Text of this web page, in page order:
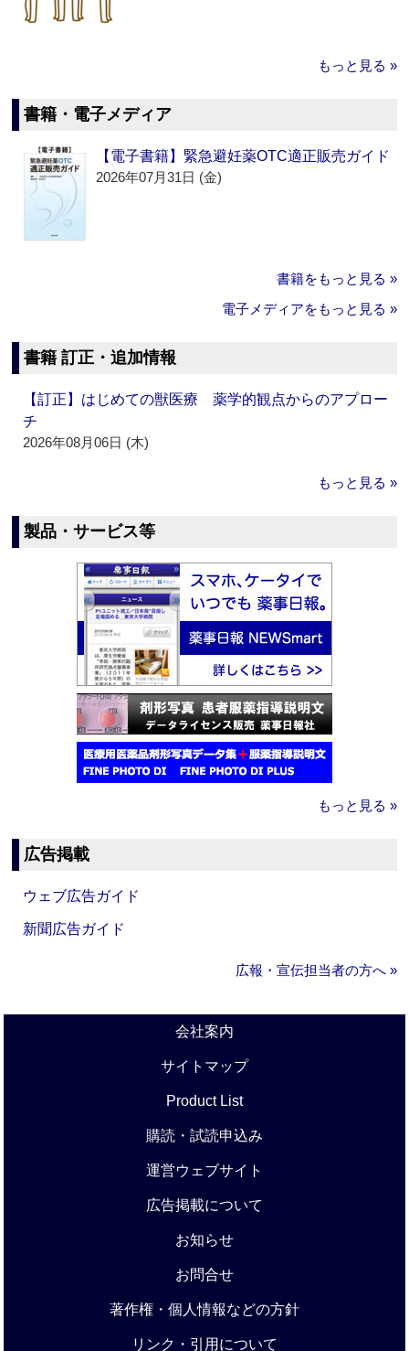
もっと見る »
書籍・電子メディア
【電子書籍】緊急避妊薬OTC適正販売ガイド
2026年07月31日 (金)
書籍をもっと見る »
電子メディアをもっと見る »
書籍 訂正・追加情報
【訂正】はじめての獣医療 薬学的観点からのアプロー
チ
2026年08月06日 (木)
もっと見る »
製品・サービス等
もっと見る »
広告掲載
ウェブ広告ガイド
新聞広告ガイド
広報・宣伝担当者の方へ »
会社案内
サイトマップ
Product List
購読・試読申込み
運営ウェブサイト
広告掲載について
お知らせ
お問合せ
著作権・個人情報などの方針
リンク・引用について